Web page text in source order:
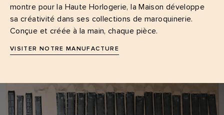
montre pour la Haute Horlogerie, la Maison développe
sa créativité dans ses collections de maroquinerie.
Conçue et créée à la main, chaque pièce.
VISITER NOTRE MANUFACTURE